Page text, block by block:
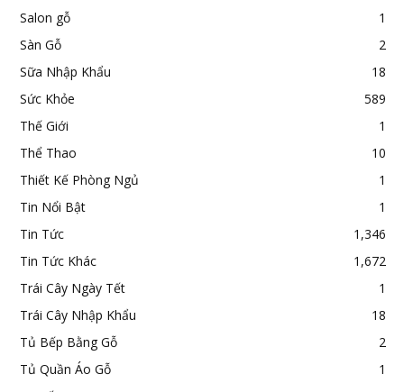
Salon gỗ
1
Sàn Gỗ
2
Sữa Nhập Khẩu
18
Sức Khỏe
589
Thế Giới
1
Thể Thao
10
Thiết Kế Phòng Ngủ
1
Tin Nổi Bật
1
Tin Tức
1,346
Tin Tức Khác
1,672
Trái Cây Ngày Tết
1
Trái Cây Nhập Khẩu
18
Tủ Bếp Bằng Gỗ
2
Tủ Quần Áo Gỗ
1